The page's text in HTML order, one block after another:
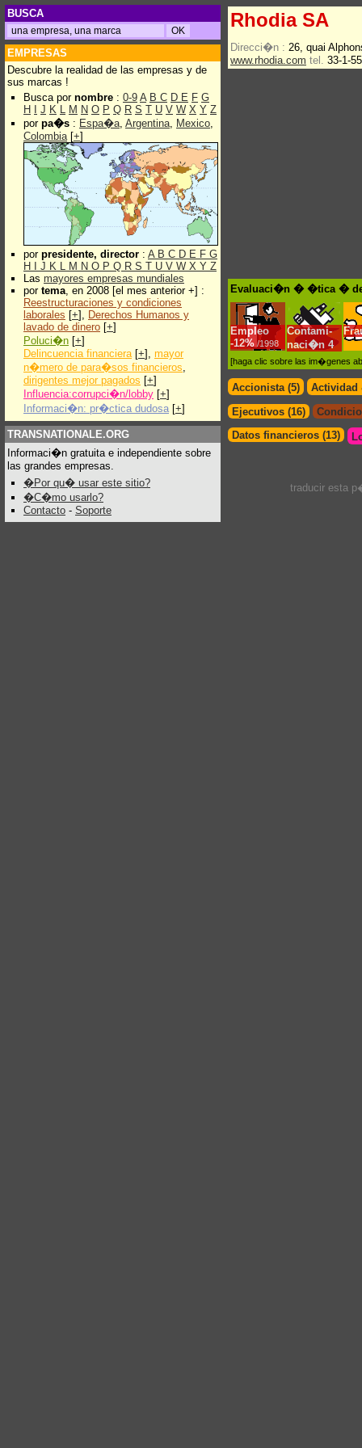
BUSCA
EMPRESAS
Descubre la realidad de las empresas y de
sus marcas !
Busca por nombre : 0-9 A B C D E F G
H
J K L M N O P Q R S T U V W X Y Z
por pa�s : Espa�a, Argentina, Mexico,
Colombia[+]
por presidente, director : A B C D E F G
H
J K L M N O P Q R S T U V W X Y Z
Las mayores empresas mundiales
por tema, en 2008 [el mes anterior +] :
Reestructuraciones y condiciones
laborales [+], Derechos Humanos y
lavado de dinero [+]
Poluci�n [+]
Delincuencia financiera[+], mayor
n�mero de para�sos financieros,
dirigentes mejor pagados [+]
Influencia:corrupci�n/lobby [+]
Informaci�n: pr�ctica dudosa [+]
TRANSNATIONALE.ORG
Informaci�n gratuita e independiente sobre
las grandes empresas.
�Por qu� usar este sitio?
�C�mo usarlo?
Contacto - Soporte
Rhodia SA
Direcci�n : 26, quai
www.rhodia.com tel. 33-1-
Evaluaci�n � �tica �
Empleo
-12% /1998
Contami-
naci�n 4
[haga clic sobre las im�genes
Accionista (5)
Actividad
Ejecutivos (16)
Datos financieros (13)
traducir esta